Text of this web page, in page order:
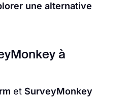
une alternative
à
et SurveyMonkey